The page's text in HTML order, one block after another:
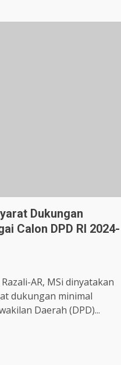
Dukungan
Calon DPD RI 2024-
AR, MSi dinyatakan
dukungan minimal
Daerah (DPD)...